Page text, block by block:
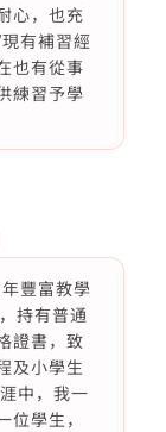
心，也充
有補習經
也有從事
練習予學
豐富教學
持有普通
證書，致
及小學生
中，我一
學生，